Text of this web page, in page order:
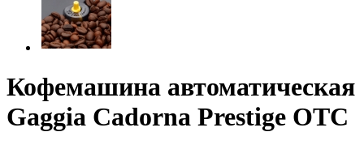
Кофемашина автоматическая
Gaggia Cadorna Prestige OTC